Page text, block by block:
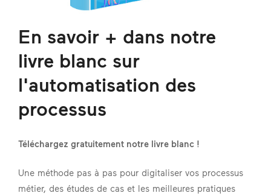
En savoir + dans notre
livre blanc sur
l'automatisation des
processus
Téléchargez gratuitement notre livre blanc !
Une méthode pas à pas pour digitaliser vos processus
métier, des études de cas et les meilleures pratiques